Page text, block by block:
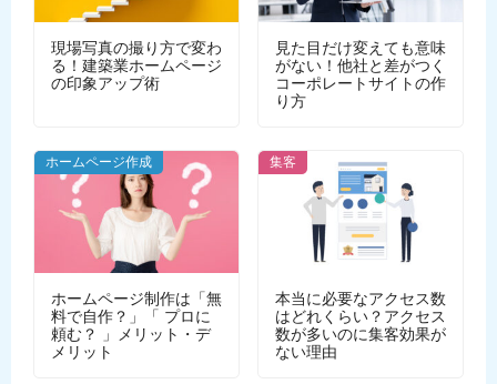
現場写真の撮り方で変わ
る！建築業ホームページ
の印象アップ術
見た目だけ変えても意味
がない！他社と差がつく
コーポレートサイトの作
り方
ホームページ作成
ホームページ制作は「無
料で自作？」「 プロに
頼む？ 」メリット・デ
メリット
集客
本当に必要なアクセス数
はどれくらい？アクセス
数が多いのに集客効果が
ない理由